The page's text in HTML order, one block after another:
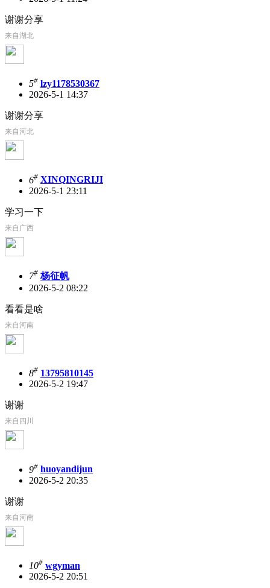
谢谢分享
来自湖北
5# lzy1178530367
2026-5-1 14:37
谢谢分享
来自河北
6# XINQINGRIJI
2026-5-1 23:11
学习一下
来自广西
7# 杨征帆
2026-5-2 08:22
看看是啥
来自河南
8# 13795810145
2026-5-2 19:47
谢谢
来自四川
9# huoyandijun
2026-5-2 20:35
谢谢
来自河南
10# wgyman
2026-5-2 20:51